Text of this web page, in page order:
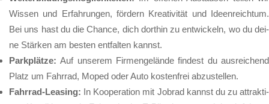
Wis­sen und Er­fah­run­gen, för­dern Krea­ti­vi­tät und Ide­en­reich­tum.
Bei uns hast du die Chan­ce, dich dort­hin zu ent­wi­ckeln, wo du dei­
ne Stär­ken am bes­ten ent­fal­ten kannst.
Park­plät­ze: Auf un­se­rem Fir­men­ge­län­de fin­dest du aus­rei­chend
Platz um Fahr­rad, Mo­ped oder Au­to kos­ten­frei ab­zu­stel­len.
Fahr­rad-Lea­sing: In Ko­ope­ra­ti­on mit Job­rad kannst du zu at­trak­ti­